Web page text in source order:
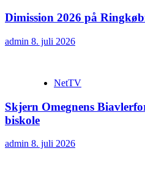
Dimission 2026 på
admin 8. juli 2026
NetTV
Skjern Omegnens
biskole
admin 8. juli 2026